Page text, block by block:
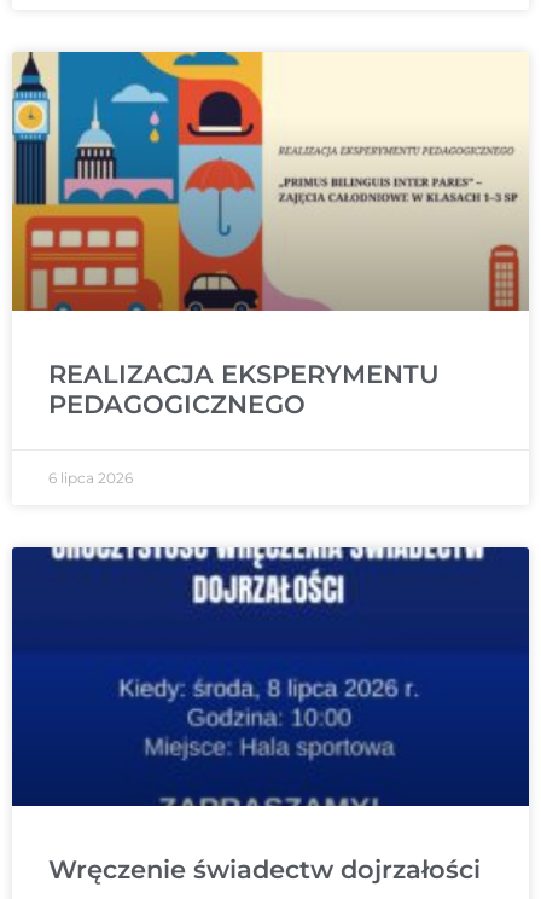
REALIZACJA EKSPERYMENTU
PEDAGOGICZNEGO
6 lipca 2026
Wręczenie świadectw dojrzałości